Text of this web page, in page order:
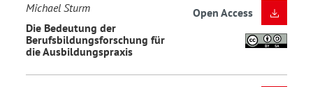
Michael Sturm
Die Bedeutung der
Berufsbildungsforschung für
die Ausbildungspraxis
Open Access